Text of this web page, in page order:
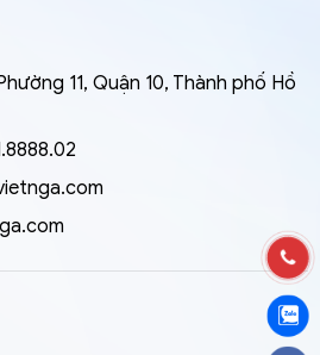
11, Quận 10, Thành phố Hồ